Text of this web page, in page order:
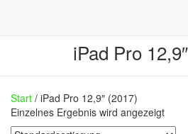
iPad Pro
Start / iPad Pro 12,9″ (2017)
Einzelnes Ergebnis wird angezeigt